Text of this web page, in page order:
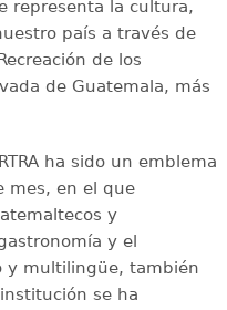
representa la cultura,
país a través de
de los
de Guatemala, más
ha sido un emblema
mes, en el que
y
y el
y multilingüe, también
se ha